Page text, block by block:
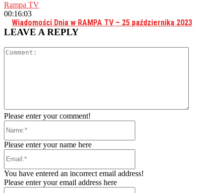
Rampa TV
00:16:03
Wiadomości Dnia w RAMPA TV – 25 października 2023
LEAVE A REPLY
Please enter your comment!
Please enter your name here
You have entered an incorrect email address!
Please enter your email address here